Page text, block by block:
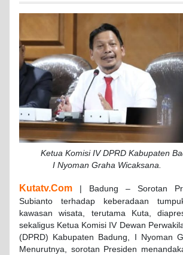
Ketua Komisi IV DPRD
I Nyoman Graha Wicaksana.
Kutatv.Com | Badung – Sorotan
Subianto terhadap keberadaan
kawasan wisata, terutama Kuta,
sekaligus Ketua Komisi IV Dewan
(DPRD) Kabupaten Badung, I Nyoman
Menurutnya, sorotan Presiden